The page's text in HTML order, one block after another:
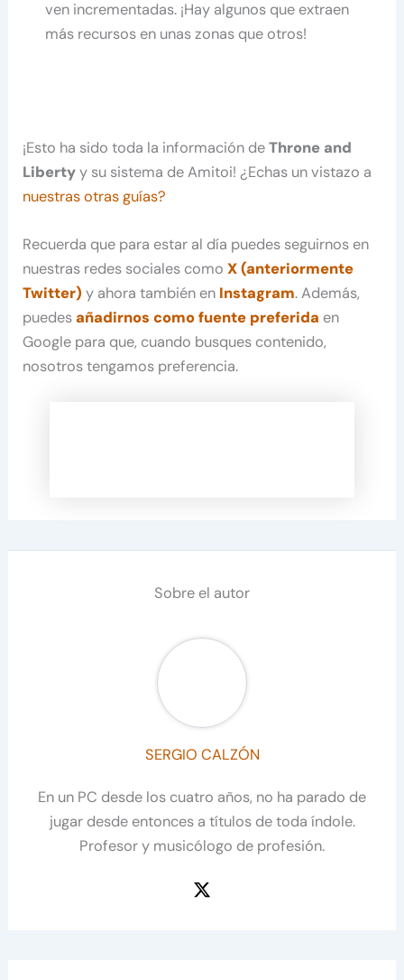
ven incrementadas. ¡Hay algunos que extraen
más recursos en unas zonas que otros!
¡Esto ha sido toda la información deThrone and
Libertyy su sistema de Amitoi! ¿Echas un vistazo a
nuestras otras guías?
Recuerda que para estar al día puedes seguirnos en
nuestras redes sociales comoX (anteriormente
Twitter) y ahora también en Instagram. Además,
puedesañadirnos como fuente preferida en
Google para que, cuando busques contenido,
nosotros tengamos preferencia.
Sobre el autor
SERGIO CALZÓN
En un PC desde los cuatro años, no ha parado de
jugar desde entonces a títulos de toda índole.
Profesor y musicólogo de profesión.